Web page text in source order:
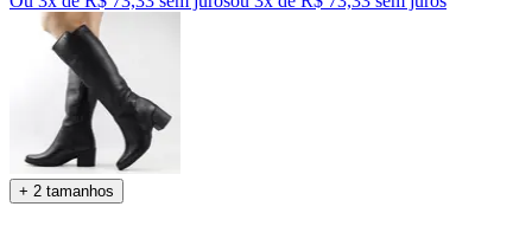
+ 2 tamanhos